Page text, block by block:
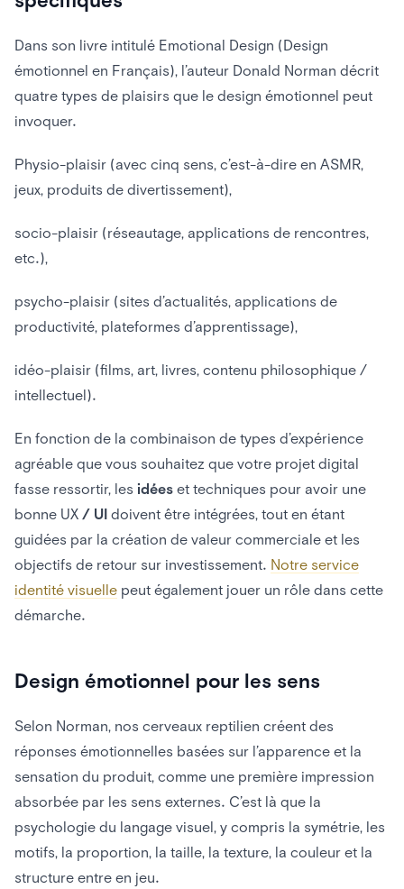
Dans son livre intitulé Emotional Design (Design
émotionnel en Français), l’auteur Donald Norman décrit
quatre types de plaisirs que le design émotionnel peut
invoquer.
Physio-plaisir (avec cinq sens, c’est-à-dire en ASMR,
jeux, produits de divertissement),
socio-plaisir (réseautage, applications de rencontres,
etc.),
psycho-plaisir (sites d’actualités, applications de
productivité, plateformes d’apprentissage),
idéo-plaisir (films, art, livres, contenu philosophique /
intellectuel).
En fonction de la combinaison de types d’expérience
agréable que vous souhaitez que votre projet digital
fasse ressortir, les idées et techniques pour avoir une
bonne UX / UI doivent être intégrées, tout en étant
guidées par la création de valeur commerciale et les
objectifs de retour sur investissement. Notre service
identité visuelle peut également jouer un rôle dans cette
démarche.
Design émotionnel pour les sens
Selon Norman, nos cerveaux reptilien créent des
réponses émotionnelles basées sur l’apparence et la
sensation du produit, comme une première impression
absorbée par les sens externes. C’est là que la
psychologie du langage visuel, y compris la symétrie, les
motifs, la proportion, la taille, la texture, la couleur et la
structure entre en jeu.